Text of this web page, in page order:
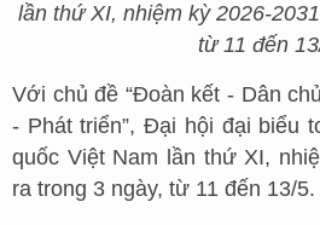
lần thứ XI, nhiệm kỳ 2026-
từ 11 đến
Với chủ đề “Đoàn kết - Dân
- Phát triển”, Đại hội đại biểu
quốc Việt Nam lần thứ XI,
ra trong 3 ngày, từ 11 đến 13/5.